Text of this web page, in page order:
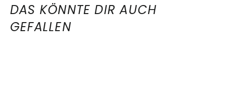
DAS KÖNNTE DIR AUCH
GEFALLEN